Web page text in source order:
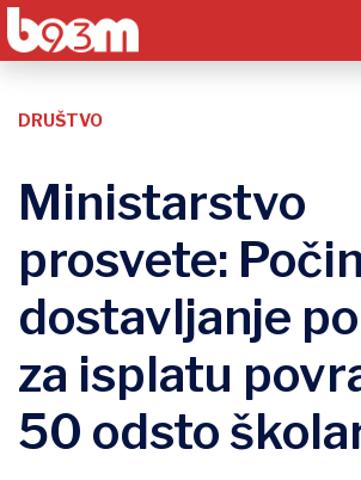
DRUŠTVO
Ministarstvo
prosvete:
dostavljanje
za isplatu
50 odsto